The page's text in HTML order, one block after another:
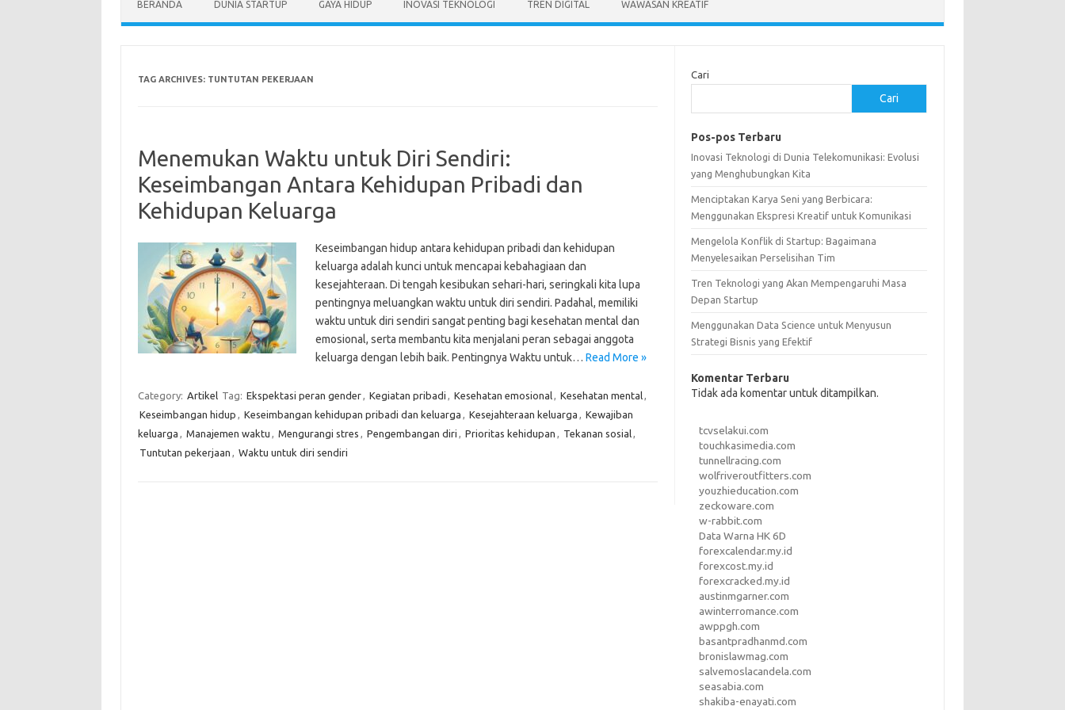
BERANDA DUNIA STARTUP GAYA HIDUP INOVASI TEKNOLOGI TREN DIGITAL WAWASAN KREATIF
TAG ARCHIVES: TUNTUTAN PEKERJAAN
Menemukan Waktu untuk Diri Sendiri:
Keseimbangan Antara Kehidupan Pribadi dan
Kehidupan Keluarga
Keseimbangan hidup antara kehidupan pribadi dan kehidupan
keluarga adalah kunci untuk mencapai kebahagiaan dan
kesejahteraan. Di tengah kesibukan sehari-hari, seringkali kita lupa
pentingnya meluangkan waktu untuk diri sendiri. Padahal, memiliki
waktu untuk diri sendiri sangat penting bagi kesehatan mental dan
emosional, serta membantu kita menjalani peran sebagai anggota
keluarga dengan lebih baik. Pentingnya Waktu untuk… Read More »
Category: Artikel Tag: Ekspektasi peran gender, Kegiatan pribadi , Kesehatan emosional, Kesehatan mental,
Keseimbangan hidup , Keseimbangan kehidupan pribadi dan keluarga , Kesejahteraan keluarga , Kewajiban
keluarga , Manajemen waktu , Mengurangi stres , Pengembangan diri , Prioritas kehidupan , Tekanan sosial,
Tuntutan pekerjaan , Waktu untuk diri sendiri
Cari
Cari
Pos-pos Terbaru
Inovasi Teknologi di Dunia Telekomunikasi: Evolusi
yang Menghubungkan Kita
Menciptakan Karya Seni yang Berbicara:
Menggunakan Ekspresi Kreatif untuk Komunikasi
Mengelola Konflik di Startup: Bagaimana
Menyelesaikan Perselisihan Tim
Tren Teknologi yang Akan Mempengaruhi Masa
Depan Startup
Menggunakan Data Science untuk Menyusun
Strategi Bisnis yang Efektif
Komentar Terbaru
Tidak ada komentar untuk ditampilkan.
tcvselakui.com
touchkasimedia.com
tunnellracing.com
wolfriveroutfitters.com
youzhieducation.com
zeckoware.com
w-rabbit.com
Data Warna HK 6D
forexcalendar.my.id
forexcost.my.id
forexcracked.my.id
austinmgarner.com
awinterromance.com
awppgh.com
basantpradhanmd.com
bronislawmag.com
salvemoslacandela.com
seasabia.com
shakiba-enayati.com